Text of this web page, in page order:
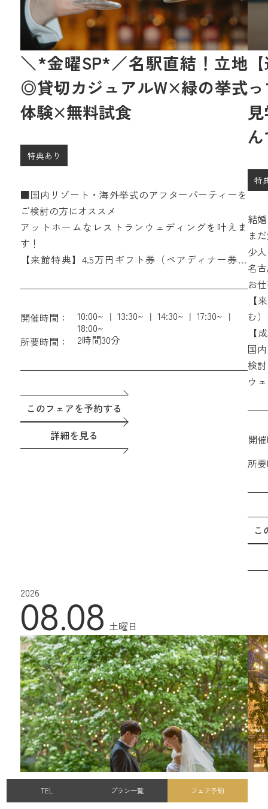
＼*金曜SP*／名駅直結！立地
◎貸切カジュアルW×緑の挙式
体験×無料試食
特典あり
■国内リゾート・海外挙式のアフターパーティーを
ご検討の方にオススメ
アットホームなレストランウェディングを叶えま
す！
【来館特典】4.5万円ギフト券（ペアディナー券含
【成約特典】ホテル朝食付きペア宿泊券 ＆ THE
開催時間： 10:00~ 13:30~ 14:30~
17:30~
18:00~
所要時間：
2時間30分
このフェアを予約する
詳細を見る
特
結
ま
少
1.5
い。
名
お
【
む）
【
国
検
ウ
開
所
こ
2026
08.08 土曜日
TEL プラン一覧 フェア予約